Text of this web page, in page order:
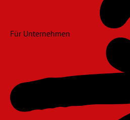
Für Unternehmen